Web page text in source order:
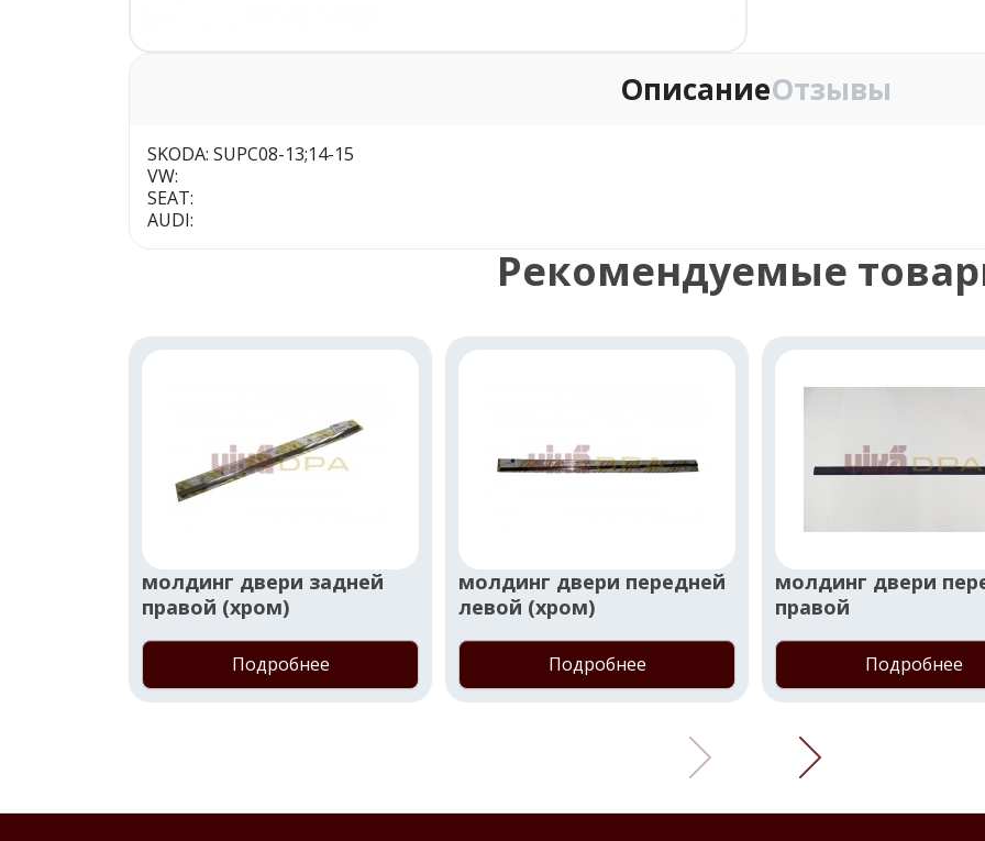
ОписаниеОтзывы
SKODA: SUPC08-13;14-15
VW:
SEAT:
AUDI:
Рекомендуемые
молдинг двери задней
правой (хром)
Подробнее
молдинг двери передней
левой (хром)
Подробнее
молдинг двери
правой
Подробнее